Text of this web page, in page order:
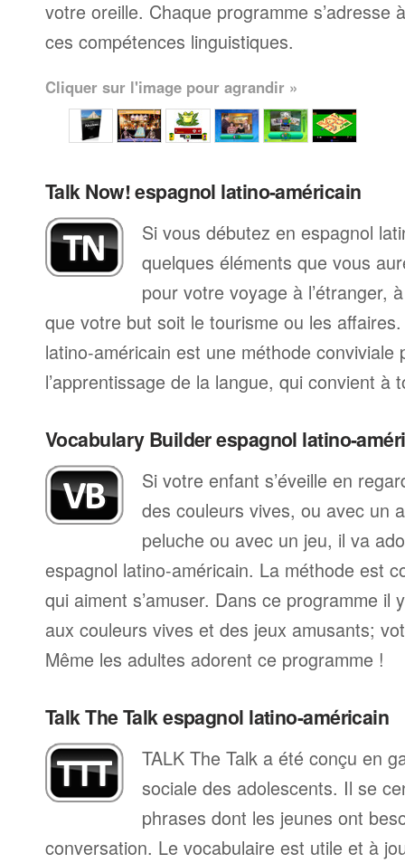
votre oreille. Chaque programme s’adresse
ces compétences linguistiques.
Cliquer sur l'image pour agrandir »
Talk Now! espagnol latino-américain
Si vous débutez en espagnol
quelques éléments que vous
pour votre voyage à l’étranger,
que votre but soit le tourisme ou les
latino-américain est une méthode conviviale
l’apprentissage de la langue, qui convient à
Vocabulary Builder espagnol latino-
Si votre enfant s’éveille en
des couleurs vives, ou avec un
peluche ou avec un jeu, il va
espagnol latino-américain. La méthode est
qui aiment s’amuser. Dans ce programme il
aux couleurs vives et des jeux amusants;
Même les adultes adorent ce programme !
Talk The Talk espagnol latino-américain
TALK The Talk a été conçu en
sociale des adolescents. Il se
phrases dont les jeunes ont
conversation. Le vocabulaire est utile et à